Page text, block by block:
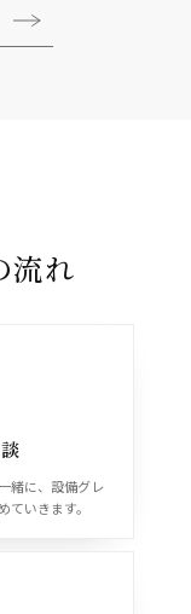
れ
緒に、設備グレ
ていきます。